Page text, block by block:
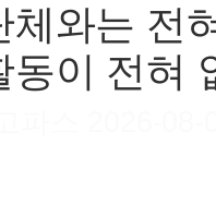
체와는 전
동이 전혀